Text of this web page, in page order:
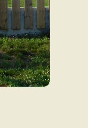
テルでは温泉